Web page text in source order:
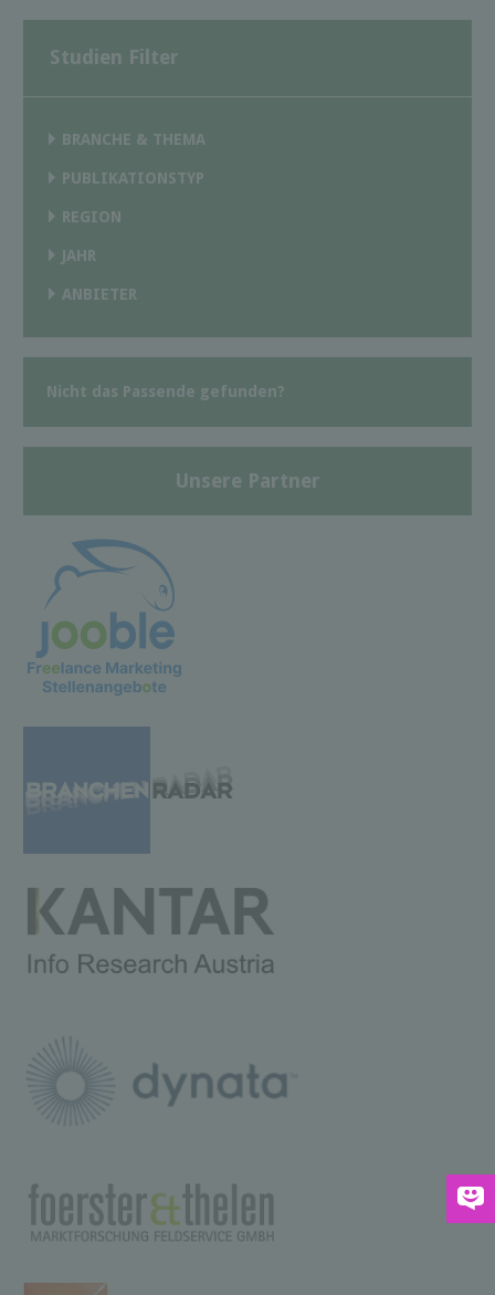
Studien Filter
BRANCHE & THEMA
PUBLIKATIONSTYP
REGION
JAHR
ANBIETER
Nicht das Passende gefunden?
Unsere Partner